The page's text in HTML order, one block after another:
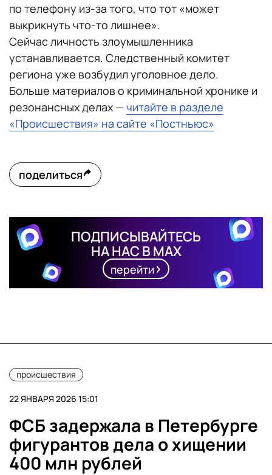
по телефону из-за того, что тот «может
выкрикнуть что-то лишнее».
Сейчас личность злоумышленника
устанавливается. Следственный комитет
региона уже возбудил уголовное дело.
Больше материалов о криминальной хронике и
резонансных делах — читайте в разделе
«Происшествия» на сайте «Постньюс»
поделиться
ПОДПИСЫВАЙТЕСЬ
НА НАС В MAX
перейти
происшествия
22 ЯНВАРЯ 2026 15:01
ФСБ задержала в Петербурге
фигурантов дела о хищении
400 млн рублей